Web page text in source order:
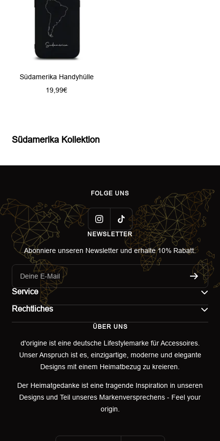
Südamerika Handyhülle
Angebotspreis
19,99€
Südamerika Kollektion
FOLGE UNS
NEWSLETTER
Abonniere unseren Newsletter und erhalte 10% Rabatt.
Deine E-Mail
Service
Retoure & Umtausch
Retourenportal
Rechtliches
AGB
Widerrufsbelehrung
ÜBER UNS
d'origine ist eine deutsche Lifestylemarke für Accessoires.
Unser Anspruch ist es, einzigartige, moderne und elegante
Designs mit einem Heimatbezug zu kreieren.
Der Heimatgedanke ist eine tragende Inspiration in unseren
Designs und Teil unseres Markenversprechens - Feel your
origin.